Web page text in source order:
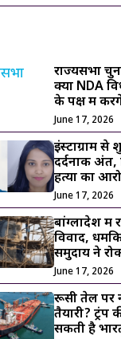
राज्यसभा
क्या NDA
के पक्ष में
June 17, 2026
इंस्टाग्राम से
दर्दनाक अंत,
हत्या का
June 17, 2026
बांग्लादेश में
विवाद,
समुदाय ने
June 17, 2026
रूसी तेल पर
तैयारी? ट्रंप
सकती है